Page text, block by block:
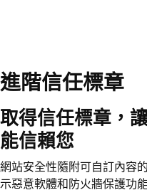
進階信任標章
取得信任標章，
能信賴您
網站安全性隨附可自訂內容
示惡意軟體和防火牆保護功